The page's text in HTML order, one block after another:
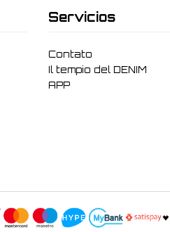
Servicios
Contato
Il tempio del DENIM
APP